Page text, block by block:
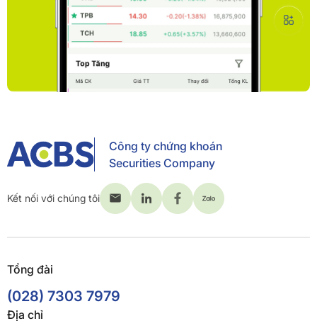
Công ty chứng khoán
Securities Company
Kết nối với chúng tôi
Tổng đài
(028) 7303 7979
Địa chỉ